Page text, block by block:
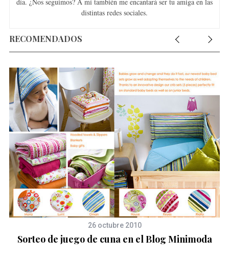
distintas redes sociales.
RECOMENDADOS
26 octubre 2010
Sorteo de juego de cuna en el Blog Minimoda